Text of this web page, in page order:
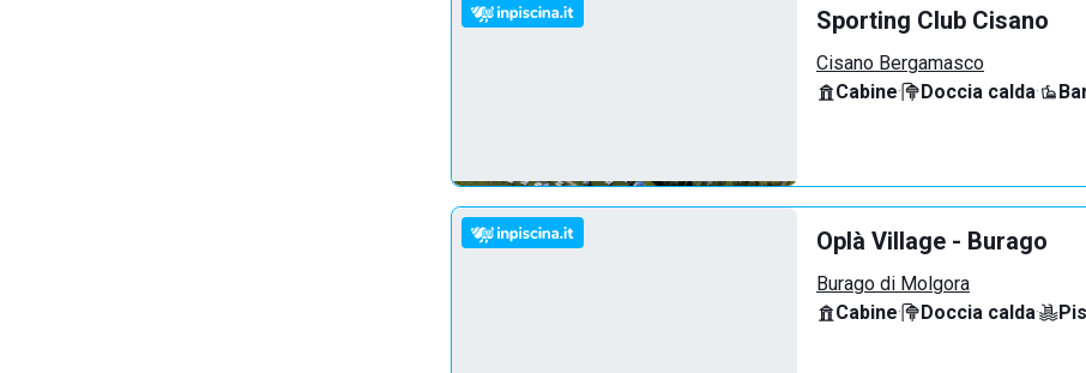
Sporting Club Cisano
Cisano Bergamasco
Cabine· Doccia calda·
Oplà Village - Burago
Burago di Molgora
Cabine· Doccia calda·